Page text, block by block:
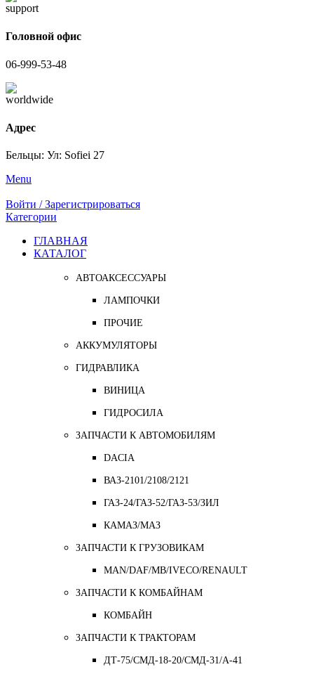
Головной офис
06-999-53-48
Адрес
Бельцы: Ул: Sofiei 27
Menu
Войти / Зарегистрироваться
Категории
ГЛАВНАЯ
КАТАЛОГ
АВТОАКСЕССУАРЫ
ЛАМПОЧКИ
ПРОЧИЕ
АККУМУЛЯТОРЫ
ГИДРАВЛИКА
ВИНИЦА
ГИДРОСИЛА
ЗАПЧАСТИ К АВТОМОБИЛЯМ
DACIA
ВАЗ-2101/2108/2121
ГАЗ-24/ГАЗ-52/ГАЗ-53/ЗИЛ
КАМАЗ/МАЗ
ЗАПЧАСТИ К ГРУЗОВИКАМ
MAN/DAF/MB/IVECO/RENAULT
ЗАПЧАСТИ К КОМБАЙНАМ
КОМБАЙН
ЗАПЧАСТИ К ТРАКТОРАМ
ДТ-75/СМД-18-20/СМД-31/A-41